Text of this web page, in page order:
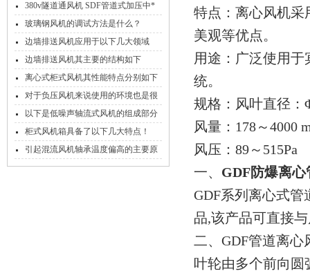
里！
380v隧道通风机 SDF管道式加压中*
流风机
玻璃钢风机的调试方法是什么？
边墙排送风机应用于以下几大领域
边墙排送风机其主要的结构如下
离心式柜式风机其性能特点分别如下
对于负压风机来说使用的环境也是很
有讲究的！
以下是低噪声轴流式风机的组成部分
及其功能
柜式风机箱具备了以下几大特点！
引起混流风机轴承温度偏高的主要原
因有哪些？
特点：离心风机采
美观等优点。
用途：广泛使用
统。
规格：风叶直
风量：178～
风压：89～515Pa
一、 GDF防爆离
GDF系列离心式
品,该产品可直接
二、GDF管道离心
叶轮由多个前向